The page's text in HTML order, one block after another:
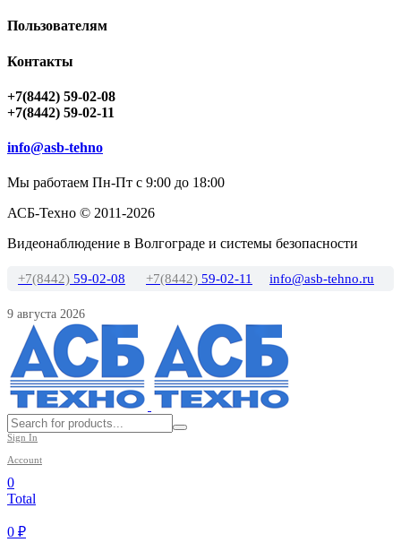
Пользователям
Контакты
+7(8442) 59-02-08
+7(8442) 59-02-11
info@asb-tehno
Мы работаем Пн-Пт с 9:00 до 18:00
АСБ-Техно © 2011-2026
Видеонаблюдение в Волгограде и системы безопасности
+7(8442) 59-02-08 +7(8442) 59-02-11 info@asb-tehno.ru
9 августа 2026
Sign In
Account
0
Total
0 ₽